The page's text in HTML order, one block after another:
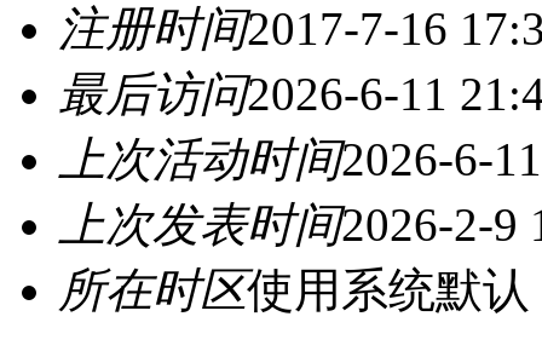
注册时间2017-7-16
最后访问2026-6-11
上次活动时间2026-6-
上次发表时间2026-2-9
所在时区使用系统默认